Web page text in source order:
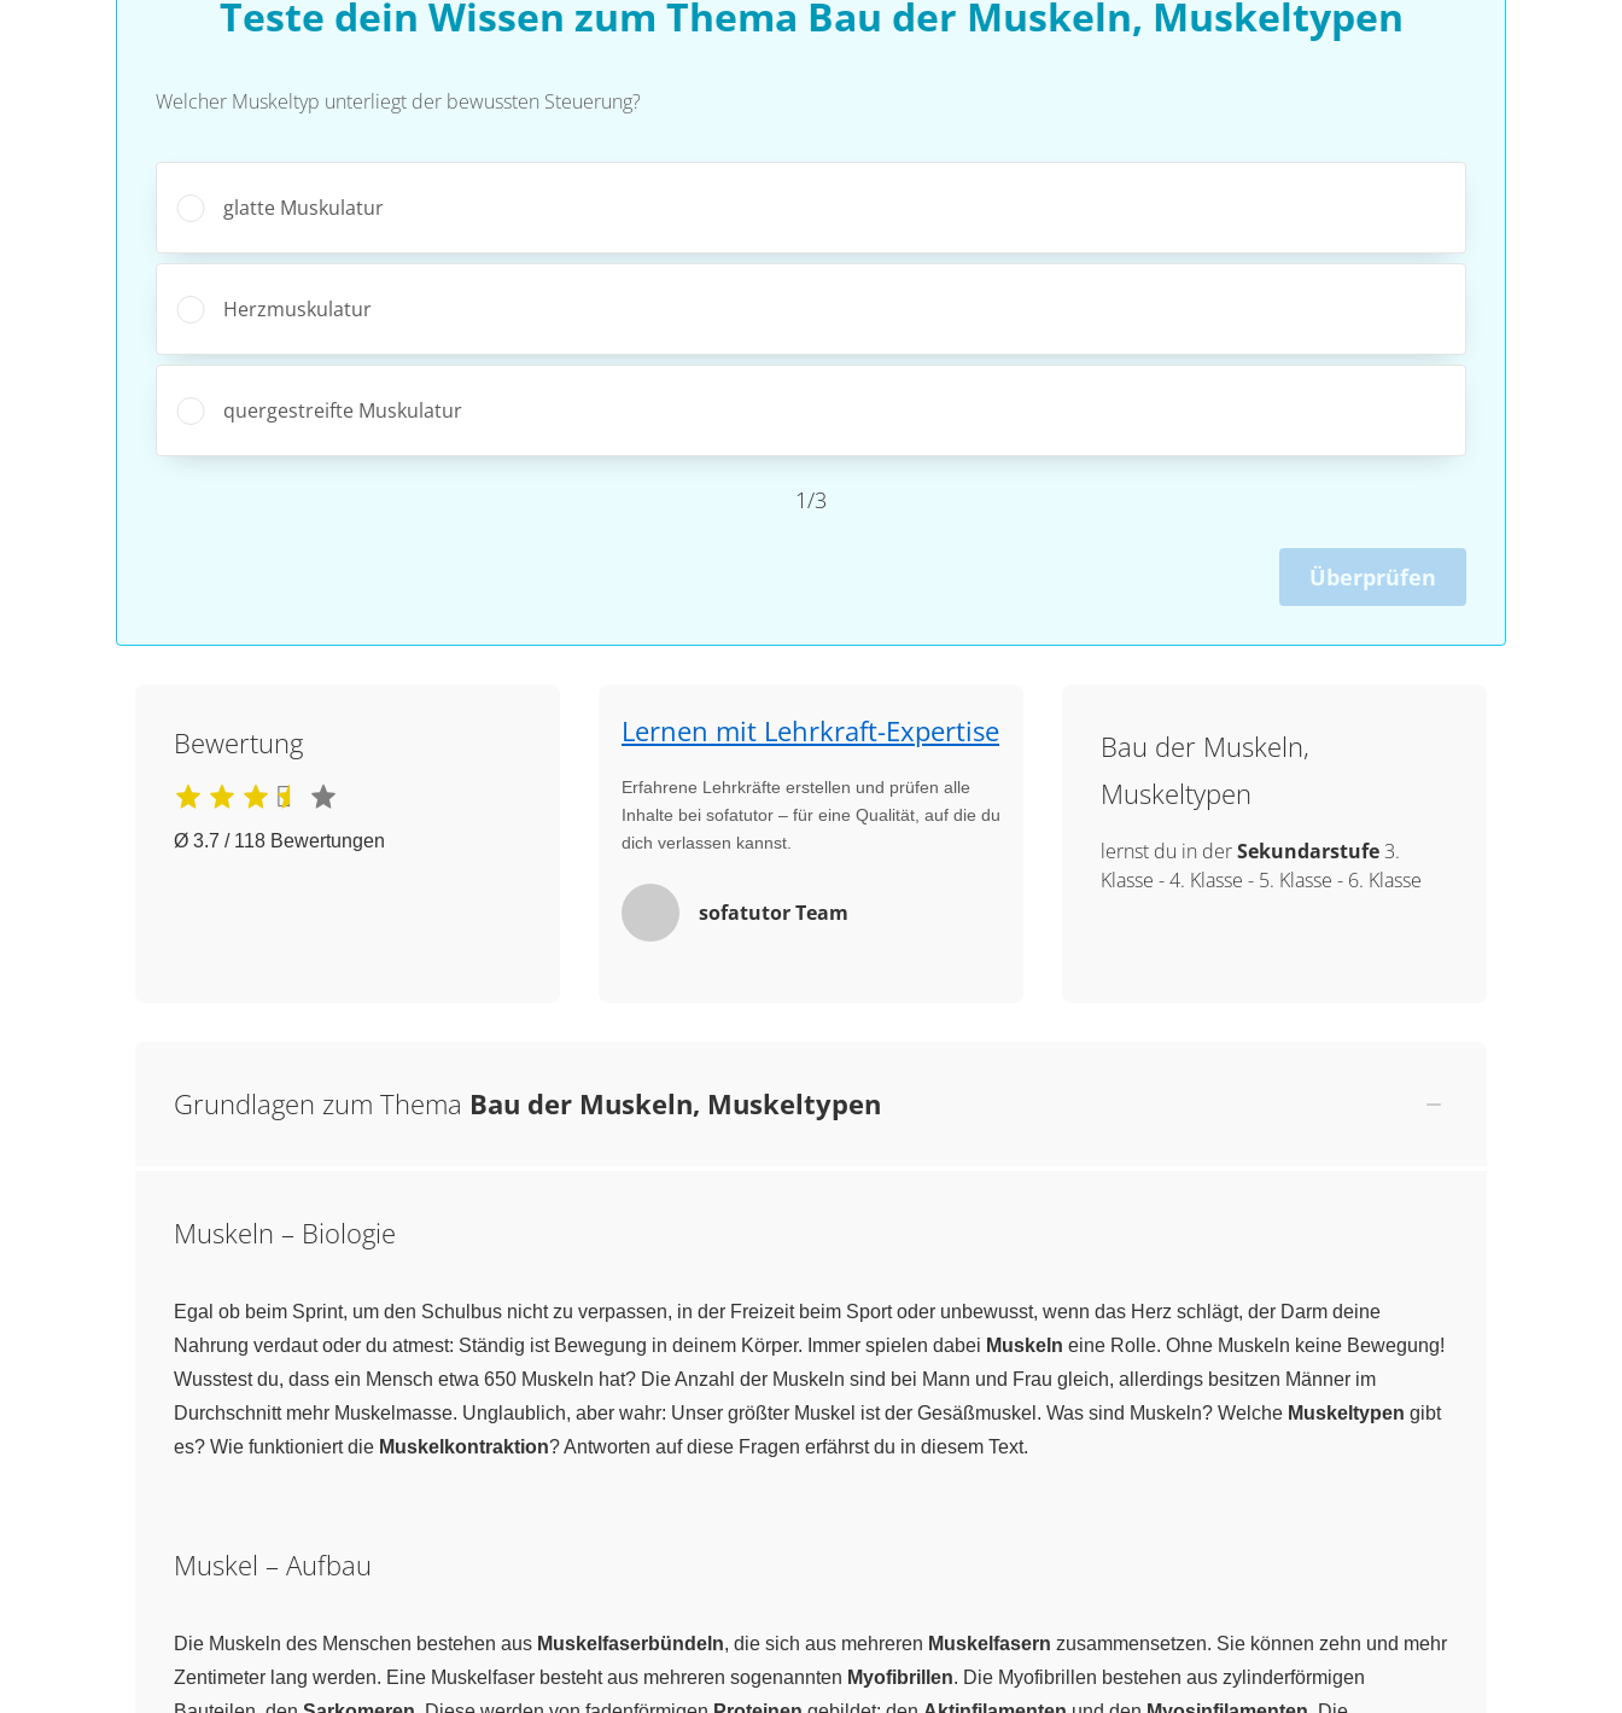
Teste dein Wissen zum Thema Bau der Muskeln, Muskeltypen
Welcher Muskeltyp unterliegt der bewussten Steuerung?
glatte Muskulatur
Herzmuskulatur
quergestreifte Muskulatur
1/3
Überprüfen
Bewertung
Ø 3.7 / 118 Bewertungen
Lernen mit Lehrkraft-Expertise
Erfahrene Lehrkräfte erstellen und prüfen alle
Inhalte bei sofatutor – für eine Qualität, auf die du
dich verlassen kannst.
sofatutor Team
Bau der Muskeln,
Muskeltypen
lernst du in derSekundarstufe 3.
Klasse -4. Klasse - 5. Klasse - 6. Klasse
Grundlagen zum Thema Bau der Muskeln, Muskeltypen
Muskeln – Biologie
Egal ob beim Sprint, um den Schulbus nicht zu verpassen, in der Freizeit beim Sport oder unbewusst, wenn das Herz schlägt, der Darm deine
Nahrung verdaut oder du atmest: Ständig ist Bewegung in deinem Körper. Immer spielen dabei Muskeln eine Rolle. Ohne Muskeln keine Bewegung!
Wusstest du, dass ein Mensch etwa 650 Muskeln hat? Die Anzahl der Muskeln sind bei Mann und Frau gleich, allerdings besitzen Männer im
Durchschnitt mehr Muskelmasse. Unglaublich, aber wahr: Unser größter Muskel ist der Gesäßmuskel. Was sind Muskeln? Welche Muskeltypen gibt
es? Wie funktioniert die Muskelkontraktion? Antworten auf diese Fragen erfährst du in diesem Text.
Muskel – Aufbau
Die Muskeln des Menschen bestehen aus Muskelfaserbündeln, die sich aus mehreren Muskelfasern zusammensetzen. Sie können zehn und mehr
Zentimeter lang werden. Eine Muskelfaser besteht aus mehreren sogenannten Myofibrillen. Die Myofibrillen bestehen aus zylinderförmigen